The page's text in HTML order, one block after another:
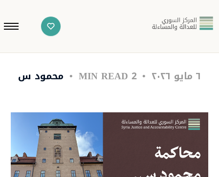
٦ مايو ٢٠٢٦ 2 MIN READ محمود س